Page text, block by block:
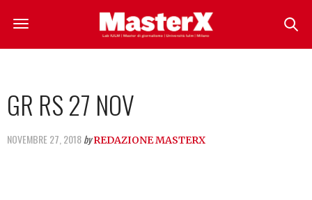
GR RS 27 NOV
NOVEMBRE 27, 2018by REDAZIONE MASTERX